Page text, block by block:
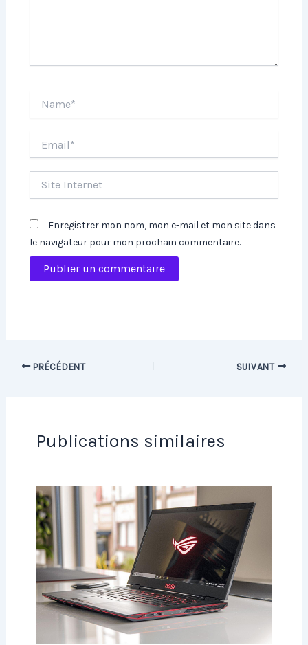
Internet
Enregistrer mon nom, mon e-mail et mon site dans
le navigateur pour mon prochain commentaire.
PRÉCÉDENT SUIVANT
Publications similaires